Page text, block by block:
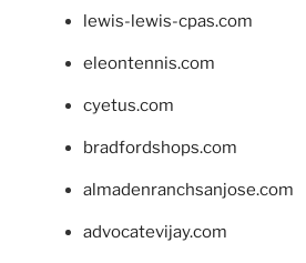
lewis-lewis-cpas.com
eleontennis.com
cyetus.com
bradfordshops.com
almadenranchsanjose.com
advocatevijay.com